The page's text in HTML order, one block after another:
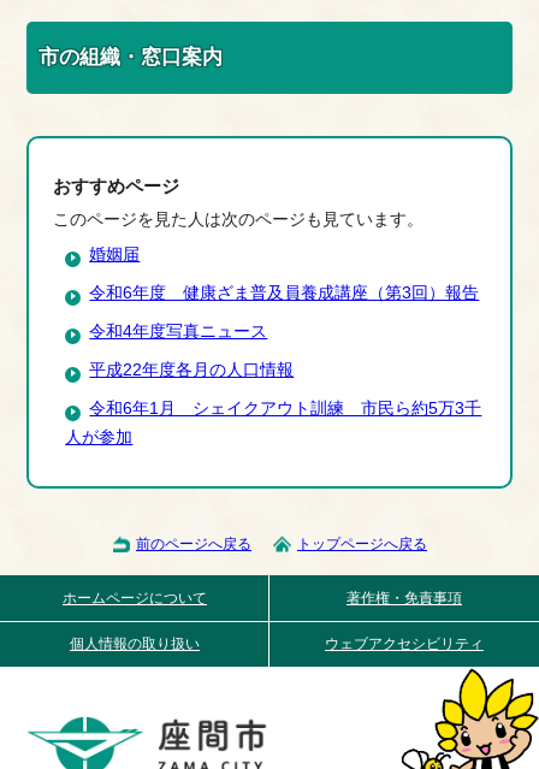
市の組織・窓口案内
おすすめページ
このページを見た人は次のページも見ています。
婚姻届
令和6年度 健康ざま普及員養成講座（第3回）報告
令和4年度写真ニュース
平成22年度各月の人口情報
令和6年1月 シェイクアウト訓練 市民ら約5万3千
人が参加
前のページへ戻る トップページへ戻る
ホームページについて 著作権・免責事項
個人情報の取り扱い ウェブアクセシビリティ